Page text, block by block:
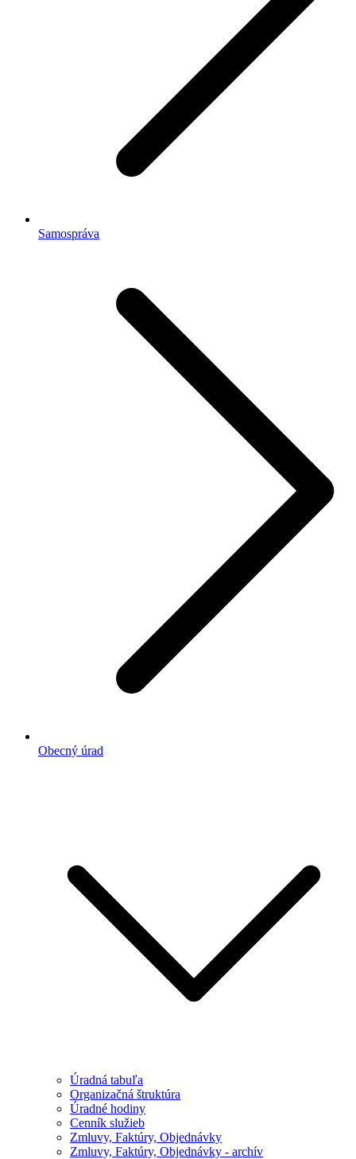
Samospráva
Obecný úrad
Úradná tabuľa
Organizačná štruktúra
Úradné hodiny
Cenník služieb
Zmluvy, Faktúry, Objednávky
Zmluvy, Faktúry, Objednávky - archív